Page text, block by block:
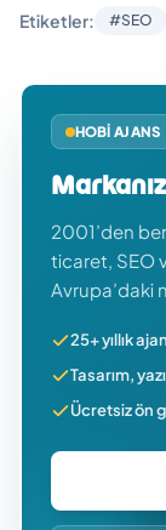
Etiketler: #SEO
HOBI AJANS
2001’den
ticaret, SEO
Avrupa’daki
25+ yıllık
Tasarım,
Ücretsiz ön